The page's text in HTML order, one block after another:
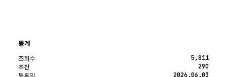
통계
조회수 5,811
추천 290
2026.06.03